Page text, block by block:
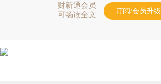
财新通会员
可畅读全文
订阅/会员升级